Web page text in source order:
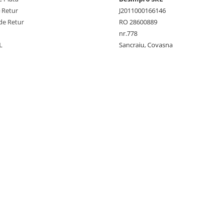
Retur
Retur
J2011000166146
RO 28600889
nr.778
Sancraiu, Covasna